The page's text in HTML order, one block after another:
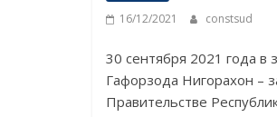
16/12/2021
constsud
30 сентября 2021 года в
Гафорзода Нигорахон –
Правительстве